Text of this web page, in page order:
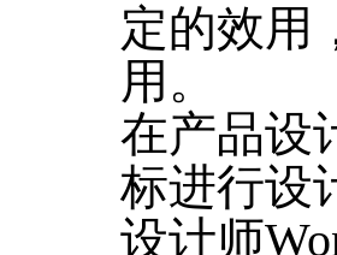
定的效用
用。
在产品设
标进行设
设计师